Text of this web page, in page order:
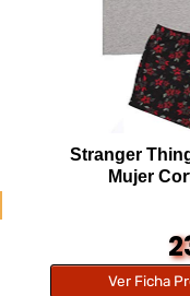
Stranger
Mujer
Ver Ficha